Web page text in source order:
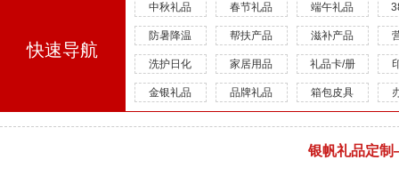
快速导航
中秋礼品 春节礼品 端午礼品
防暑降温 帮扶产品 滋补产品
洗护日化 家居用品 礼品卡/册
金银礼品 品牌礼品 箱包皮具
银帆礼品定